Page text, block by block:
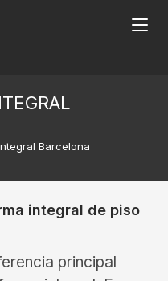
Barcelona
integral de piso
principal